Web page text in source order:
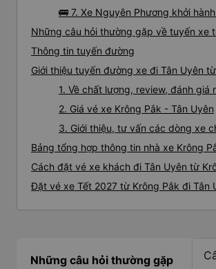
🚌 7. Xe Nguyên Phương khởi
Những câu hỏi thường gặp về tuyến xe
Thông tin tuyến đường
Giới thiệu tuyến đường xe đi Tân Uyên từ
1. Về chất lượng, review, đánh giá
2. Giá vé xe Krông Pắk - Tân Uyên
3. Giới thiệu, tư vấn các dòng xe
Bảng tổng hợp thông tin nhà xe Krông
Cách đặt vé xe khách đi Tân Uyên từ
Đặt vé xe Tết 2027 từ Krông Pắk đi Tân
Những câu hỏi thường gặp